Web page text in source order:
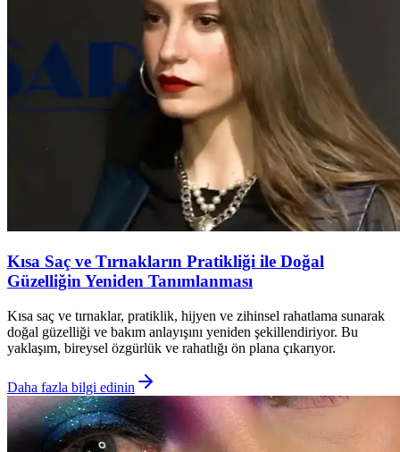
Kısa Saç ve Tırnakların Pratikliği ile Doğal
Güzelliğin Yeniden Tanımlanması
Kısa saç ve tırnaklar, pratiklik, hijyen ve zihinsel rahatlama sunarak
doğal güzelliği ve bakım anlayışını yeniden şekillendiriyor. Bu
yaklaşım, bireysel özgürlük ve rahatlığı ön plana çıkarıyor.
Daha fazla bilgi edinin